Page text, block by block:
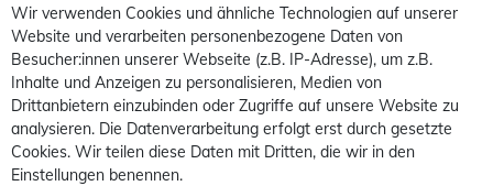
Wir verwenden Cookies und ähnliche Technologien auf unserer
Website und verarbeiten personenbezogene Daten von
Besucher:innen unserer Webseite (z.B. IP-Adresse), um z.B.
Inhalte und Anzeigen zu personalisieren, Medien von
Drittanbietern einzubinden oder Zugriffe auf unsere Website zu
analysieren. Die Datenverarbeitung erfolgt erst durch gesetzte
Cookies. Wir teilen diese Daten mit Dritten, die wir in den
Einstellungen benennen.